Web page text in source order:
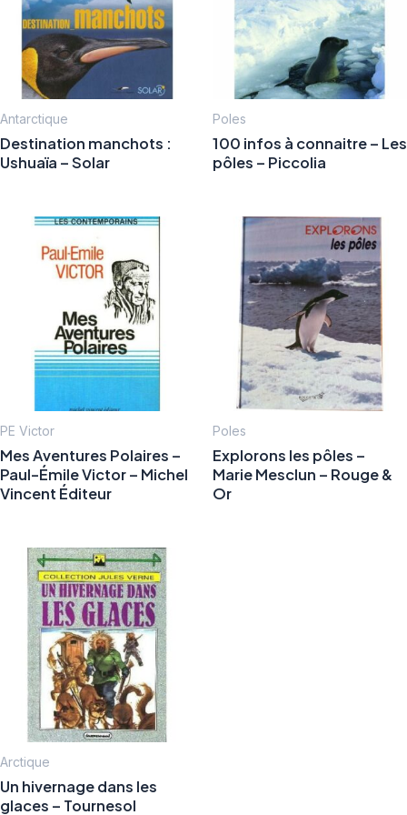
Antarctique
Destination manchots :
Ushuaïa – Solar
Poles
100 infos à connaitre – Les
pôles – Piccolia
PE Victor
Mes Aventures Polaires –
Paul-Émile Victor – Michel
Vincent Éditeur
Poles
Explorons les pôles –
Marie Mesclun – Rouge &
Or
Arctique
Un hivernage dans les
glaces – Tournesol